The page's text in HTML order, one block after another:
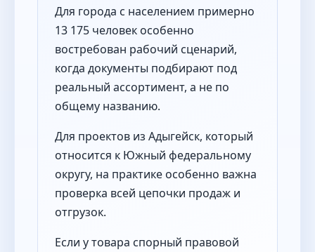
Для города с населением примерно
13 175 человек особенно
востребован рабочий сценарий,
когда документы подбирают под
реальный ассортимент, а не по
общему названию.
Для проектов из Адыгейск, который
относится к Южный федеральному
округу, на практике особенно важна
проверка всей цепочки продаж и
отгрузок.
Если у товара спорный правовой